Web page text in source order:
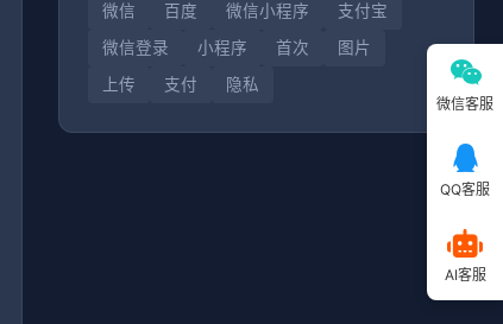
微信
百度 微信小程序
支付宝
微信登录
小程序 首次
图片
上传
支付 隐私
微信客服
QQ客服
AI客服